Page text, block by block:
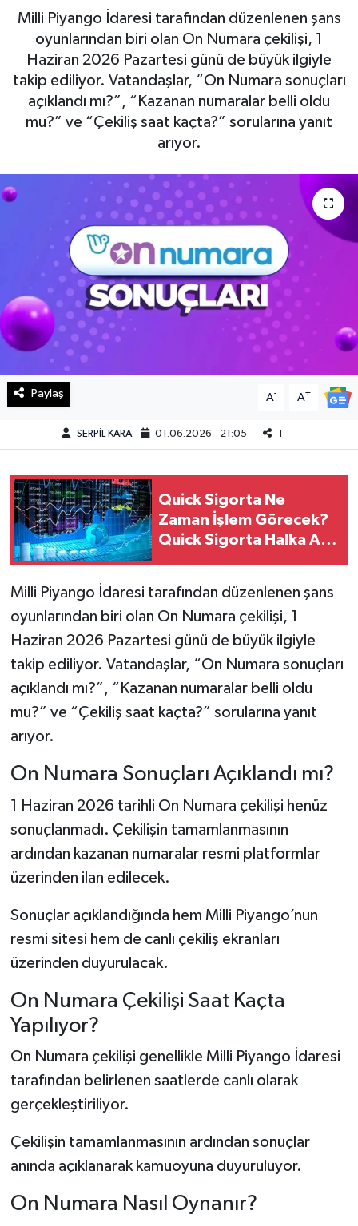
Milli Piyango İdaresi tarafından düzenlenen şans
oyunlarından biri olan On Numara çekilişi, 1
Haziran 2026 Pazartesi günü de büyük ilgiyle
takip ediliyor. Vatandaşlar, “On Numara sonuçları
açıklandı mı?”, “Kazanan numaralar belli oldu
mu?” ve “Çekiliş saat kaçta?” sorularına yanıt
arıyor.
Paylaş A- A+
SERPİL KARA 01.06.2026 - 21:05 1
Quick Sigorta Ne
Zaman İşlem Görecek?
Quick Sigorta Halka Arz
Milli Piyango İdaresi tarafından düzenlenen şans
oyunlarından biri olan On Numara çekilişi, 1
Haziran 2026 Pazartesi günü de büyük ilgiyle
takip ediliyor. Vatandaşlar, “On Numara sonuçları
açıklandı mı?”, “Kazanan numaralar belli oldu
mu?” ve “Çekiliş saat kaçta?” sorularına yanıt
arıyor.
On Numara Sonuçları Açıklandı mı?
1 Haziran 2026 tarihli On Numara çekilişi henüz
sonuçlanmadı. Çekilişin tamamlanmasının
ardından kazanan numaralar resmi platformlar
üzerinden ilan edilecek.
Sonuçlar açıklandığında hem Milli Piyango’nun
resmi sitesi hem de canlı çekiliş ekranları
üzerinden duyurulacak.
On Numara Çekilişi Saat Kaçta
Yapılıyor?
On Numara çekilişi genellikle Milli Piyango İdaresi
tarafından belirlenen saatlerde canlı olarak
gerçekleştiriliyor.
Çekilişin tamamlanmasının ardından sonuçlar
anında açıklanarak kamuoyuna duyuruluyor.
On Numara Nasıl Oynanır?
Haberde İnsan
Kültür Sanat
Magazin
Resmi İlan
Sağlık
Spor
SürManşet
Teknoloji
Yaşam
KAHRAMANMARAŞ